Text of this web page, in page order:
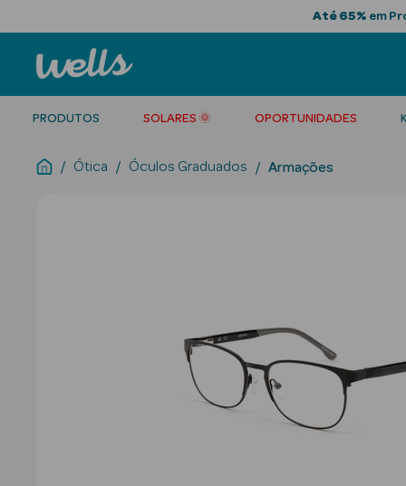
Até 65% em
PRODUTOS SOLARES 🌞 OPORTUNIDADES
Ótica Óculos Graduados Armações